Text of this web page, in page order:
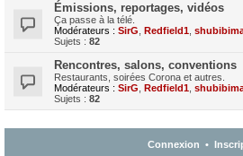
Émissions, reportages, vidéos
Ça passe à la télé.
Modérateurs : SirG Redfield1
Sujets : 82
Rencontres, salons, conventions
Restaurants, soirées Corona et autres.
Modérateurs : SirG Redfield1
Sujets : 82
Connexion •